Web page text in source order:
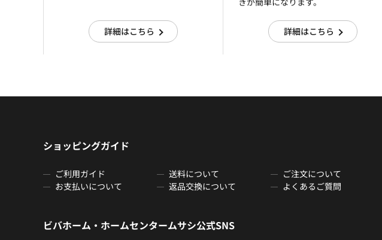
詳細はこちら 詳細はこちら
ショッピングガイド
ご利用ガイド 送料について
ご注文について
お支払いについて
返品交換について よくあるご質問
ビバホーム・ホームセンタームサシ公式SNS